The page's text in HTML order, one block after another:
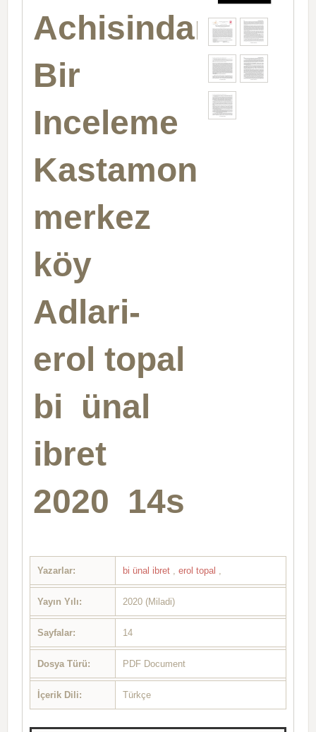
Achisindan
Bir
Inceleme
Kastamonu
merkez
köy
Adlari-
erol topal
bi ünal
ibret
2020 14s
Yazarlar: bi ünal ibret erol topal
Yayın Yılı: 2020 (Miladi)
Sayfalar: 14
Dosya Türü: PDF Document
İçerik Dili: Türkçe